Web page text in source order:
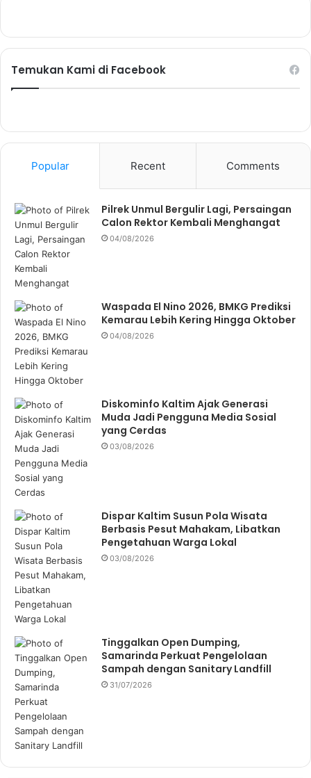
Temukan Kami di Facebook
Popular Recent Comments
Pilrek Unmul Bergulir Lagi, Persaingan
Calon Rektor Kembali Menghangat
04/08/2026
Waspada El Nino 2026, BMKG Prediksi
Kemarau Lebih Kering Hingga Oktober
04/08/2026
Diskominfo Kaltim Ajak Generasi
Muda Jadi Pengguna Media Sosial
yang Cerdas
03/08/2026
Dispar Kaltim Susun Pola Wisata
Berbasis Pesut Mahakam, Libatkan
Pengetahuan Warga Lokal
03/08/2026
Tinggalkan Open Dumping,
Samarinda Perkuat Pengelolaan
Sampah dengan Sanitary Landfill
31/07/2026